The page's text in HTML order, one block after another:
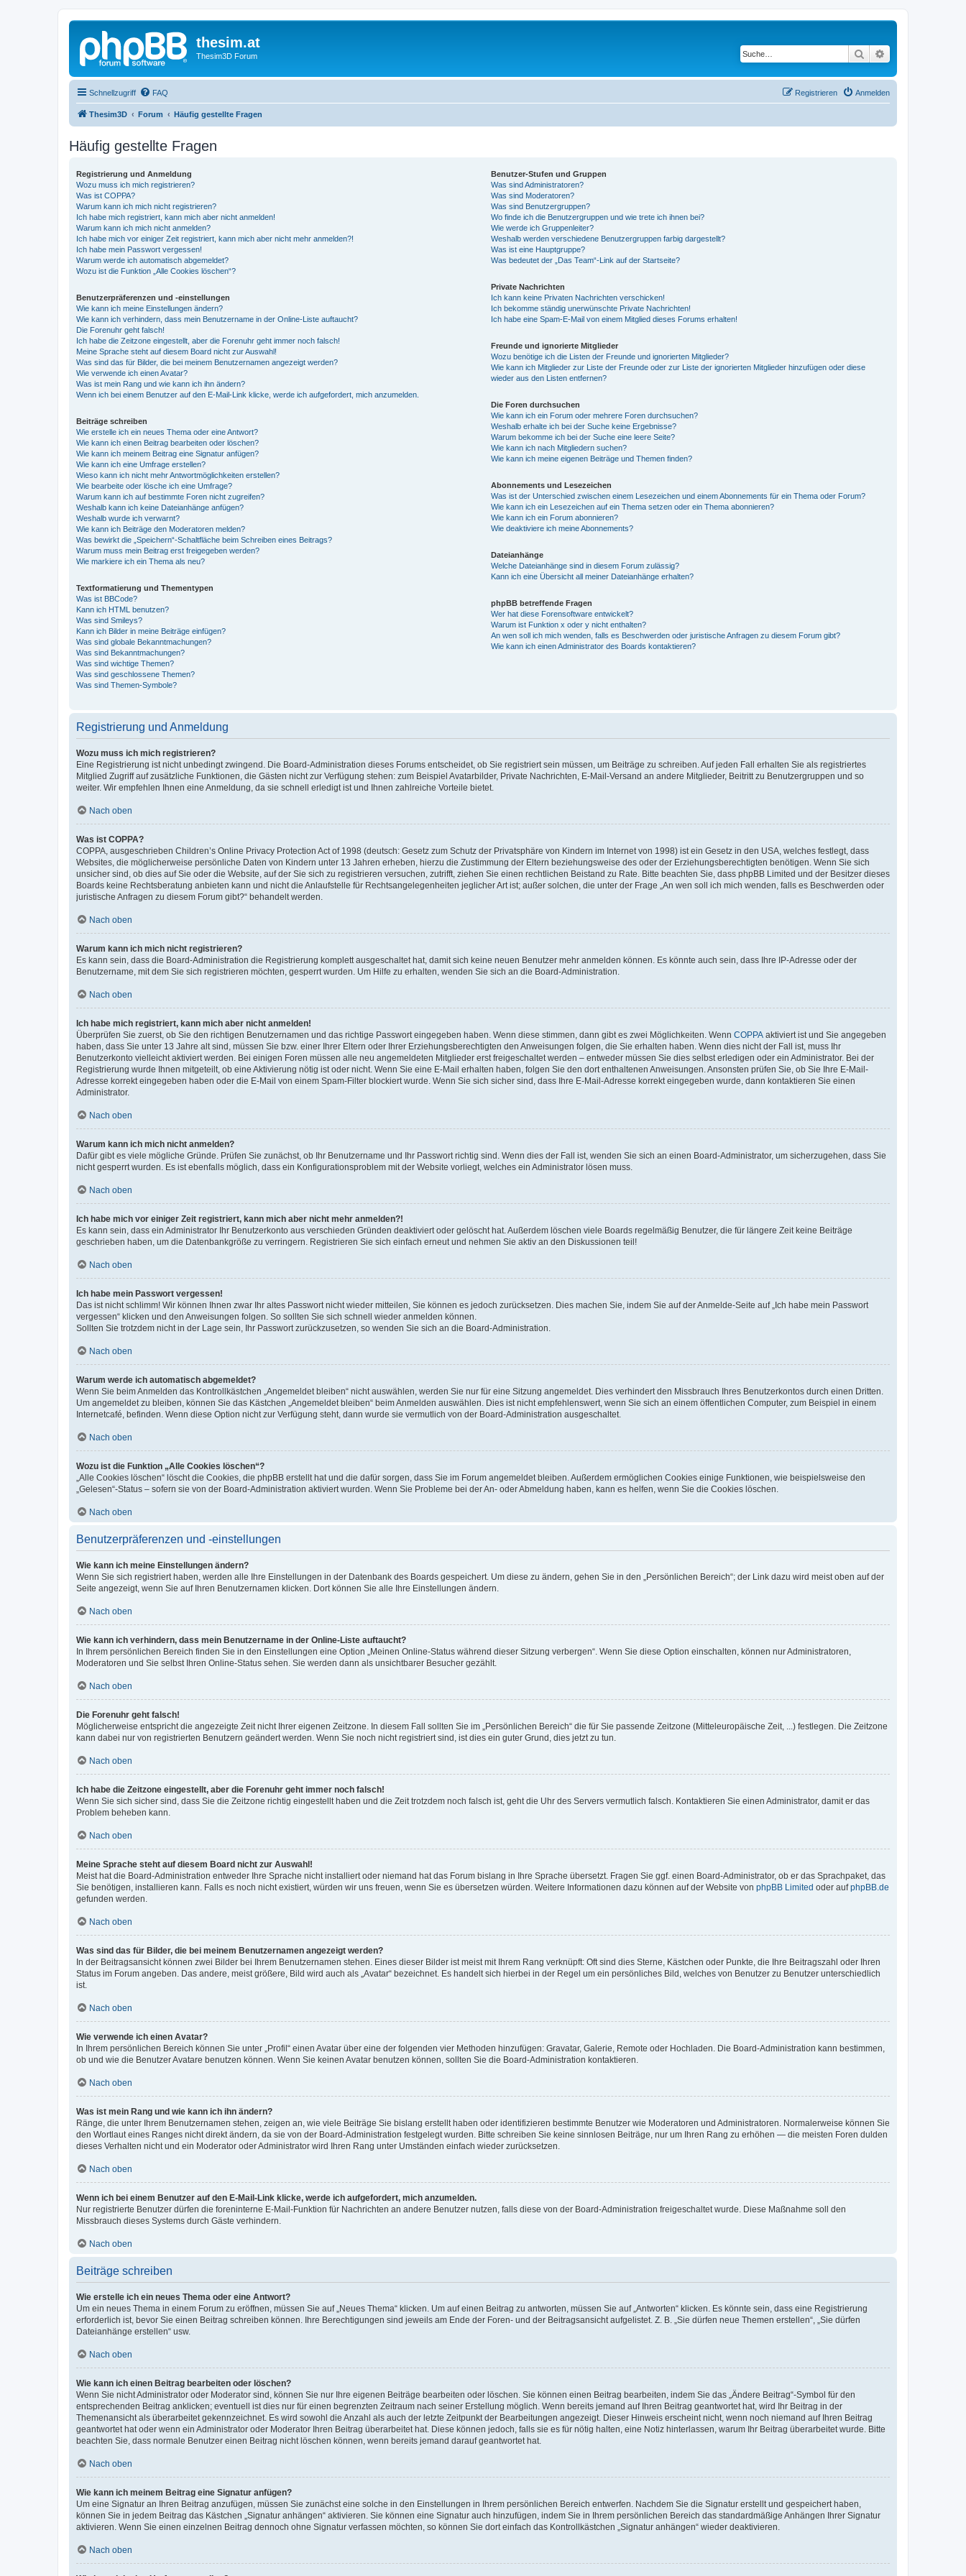
thesim.at
Thesim3D Forum Suche
Schnellzugriff FAQ Anmelden
Registrieren
Thesim3D Forum Häufig gestellte Fragen
Häufig gestellte Fragen
Registrierung und Anmeldung
Wozu muss ich mich registrieren?
Was ist COPPA?
Warum kann ich mich nicht registrieren?
Ich habe mich registriert, kann mich aber nicht anmelden!
Warum kann ich mich nicht anmelden?
Ich habe mich vor einiger Zeit registriert, kann mich aber nicht mehr anmelden?!
Ich habe mein Passwort vergessen!
Warum werde ich automatisch abgemeldet?
Wozu ist die Funktion „Alle Cookies löschen“?
Benutzerpräferenzen und -einstellungen
Wie kann ich meine Einstellungen ändern?
Wie kann ich verhindern, dass mein Benutzername in der Online-Liste auftaucht?
Die Forenuhr geht falsch!
Ich habe die Zeitzone eingestellt, aber die Forenuhr geht immer noch falsch!
Meine Sprache steht auf diesem Board nicht zur Auswahl!
Was sind das für Bilder, die bei meinem Benutzernamen angezeigt werden?
Wie verwende ich einen Avatar?
Was ist mein Rang und wie kann ich ihn ändern?
Wenn ich bei einem Benutzer auf den E-Mail-Link klicke, werde ich aufgefordert, mich anzumelden.
Beiträge schreiben
Wie erstelle ich ein neues Thema oder eine Antwort?
Wie kann ich einen Beitrag bearbeiten oder löschen?
Wie kann ich meinem Beitrag eine Signatur anfügen?
Wie kann ich eine Umfrage erstellen?
Wieso kann ich nicht mehr Antwortmöglichkeiten erstellen?
Wie bearbeite oder lösche ich eine Umfrage?
Warum kann ich auf bestimmte Foren nicht zugreifen?
Weshalb kann ich keine Dateianhänge anfügen?
Weshalb wurde ich verwarnt?
Wie kann ich Beiträge den Moderatoren melden?
Was bewirkt die „Speichern“-Schaltfläche beim Schreiben eines Beitrags?
Warum muss mein Beitrag erst freigegeben werden?
Wie markiere ich ein Thema als neu?
Textformatierung und Thementypen
Was ist BBCode?
Kann ich HTML benutzen?
Was sind Smileys?
Kann ich Bilder in meine Beiträge einfügen?
Was sind globale Bekanntmachungen?
Was sind Bekanntmachungen?
Was sind wichtige Themen?
Was sind geschlossene Themen?
Was sind Themen-Symbole?
Benutzer-Stufen und Gruppen
Was sind Administratoren?
Was sind Moderatoren?
Was sind Benutzergruppen?
Wo finde ich die Benutzergruppen und wie trete ich ihnen bei?
Wie werde ich Gruppenleiter?
Weshalb werden verschiedene Benutzergruppen farbig dargestellt?
Was ist eine Hauptgruppe?
Was bedeutet der „Das Team“-Link auf der Startseite?
Private Nachrichten
Ich kann keine Privaten Nachrichten verschicken!
Ich bekomme ständig unerwünschte Private Nachrichten!
Ich habe eine Spam-E-Mail von einem Mitglied dieses Forums erhalten!
Freunde und ignorierte Mitglieder
Wozu benötige ich die Listen der Freunde und ignorierten Mitglieder?
Wie kann ich Mitglieder zur Liste der Freunde oder zur Liste der ignorierten Mitglieder hinzufügen oder diese
wieder aus den Listen entfernen?
Die Foren durchsuchen
Wie kann ich ein Forum oder mehrere Foren durchsuchen?
Weshalb erhalte ich bei der Suche keine Ergebnisse?
Warum bekomme ich bei der Suche eine leere Seite?
Wie kann ich nach Mitgliedern suchen?
Wie kann ich meine eigenen Beiträge und Themen finden?
Abonnements und Lesezeichen
Was ist der Unterschied zwischen einem Lesezeichen und einem Abonnements für ein Thema oder Forum?
Wie kann ich ein Lesezeichen auf ein Thema setzen oder ein Thema abonnieren?
Wie kann ich ein Forum abonnieren?
Wie deaktiviere ich meine Abonnements?
Dateianhänge
Welche Dateianhänge sind in diesem Forum zulässig?
Kann ich eine Übersicht all meiner Dateianhänge erhalten?
phpBB betreffende Fragen
Wer hat diese Forensoftware entwickelt?
Warum ist Funktion x oder y nicht enthalten?
An wen soll ich mich wenden, falls es Beschwerden oder juristische Anfragen zu diesem Forum gibt?
Wie kann ich einen Administrator des Boards kontaktieren?
Registrierung und Anmeldung
Wozu muss ich mich registrieren?
Eine Registrierung ist nicht unbedingt zwingend. Die Board-Administration dieses Forums entscheidet, ob Sie registriert sein müssen, um Beiträge zu schreiben. Auf jeden Fall erhalten Sie als registriertes
Mitglied Zugriff auf zusätzliche Funktionen, die Gästen nicht zur Verfügung stehen: zum Beispiel Avatarbilder, Private Nachrichten, E-Mail-Versand an andere Mitglieder, Beitritt zu Benutzergruppen und so
weiter. Wir empfehlen Ihnen eine Anmeldung, da sie schnell erledigt ist und Ihnen zahlreiche Vorteile bietet.
Nach oben
Was ist COPPA?
COPPA, ausgeschrieben Children’s Online Privacy Protection Act of 1998 (deutsch: Gesetz zum Schutz der Privatsphäre von Kindern im Internet von 1998) ist ein Gesetz in den USA, welches festlegt, dass
Websites, die möglicherweise persönliche Daten von Kindern unter 13 Jahren erheben, hierzu die Zustimmung der Eltern beziehungsweise des oder der Erziehungsberechtigten benötigen. Wenn Sie sich
unsicher sind, ob dies auf Sie oder die Website, auf der Sie sich zu registrieren versuchen, zutrifft, ziehen Sie einen rechtlichen Beistand zu Rate. Bitte beachten Sie, dass phpBB Limited und der Besitzer dieses
Boards keine Rechtsberatung anbieten kann und nicht die Anlaufstelle für Rechtsangelegenheiten jeglicher Art ist; außer solchen, die unter der Frage „An wen soll ich mich wenden, falls es Beschwerden oder
juristische Anfragen zu diesem Forum gibt?“ behandelt werden.
Nach oben
Warum kann ich mich nicht registrieren?
Es kann sein, dass die Board-Administration die Registrierung komplett ausgeschaltet hat, damit sich keine neuen Benutzer mehr anmelden können. Es könnte auch sein, dass Ihre IP-Adresse oder der
Benutzername, mit dem Sie sich registrieren möchten, gesperrt wurden. Um Hilfe zu erhalten, wenden Sie sich an die Board-Administration.
Nach oben
Ich habe mich registriert, kann mich aber nicht anmelden!
Überprüfen Sie zuerst, ob Sie den richtigen Benutzernamen und das richtige Passwort eingegeben haben. Wenn diese stimmen, dann gibt es zwei Möglichkeiten. Wenn COPPA aktiviert ist und Sie angegeben
haben, dass Sie unter 13 Jahre alt sind, müssen Sie bzw. einer Ihrer Eltern oder Ihrer Erziehungsberechtigten den Anweisungen folgen, die Sie erhalten haben. Wenn dies nicht der Fall ist, muss Ihr
Benutzerkonto vielleicht aktiviert werden. Bei einigen Foren müssen alle neu angemeldeten Mitglieder erst freigeschaltet werden – entweder müssen Sie dies selbst erledigen oder ein Administrator. Bei der
Registrierung wurde Ihnen mitgeteilt, ob eine Aktivierung nötig ist oder nicht. Wenn Sie eine E-Mail erhalten haben, folgen Sie den dort enthaltenen Anweisungen. Ansonsten prüfen Sie, ob Sie Ihre E-Mail-
Adresse korrekt eingegeben haben oder die E-Mail von einem Spam-Filter blockiert wurde. Wenn Sie sich sicher sind, dass Ihre E-Mail-Adresse korrekt eingegeben wurde, dann kontaktieren Sie einen
Administrator.
Nach oben
Warum kann ich mich nicht anmelden?
Dafür gibt es viele mögliche Gründe. Prüfen Sie zunächst, ob Ihr Benutzername und Ihr Passwort richtig sind. Wenn dies der Fall ist, wenden Sie sich an einen Board-Administrator, um sicherzugehen, dass Sie
nicht gesperrt wurden. Es ist ebenfalls möglich, dass ein Konfigurationsproblem mit der Website vorliegt, welches ein Administrator lösen muss.
Nach oben
Ich habe mich vor einiger Zeit registriert, kann mich aber nicht mehr anmelden?!
Es kann sein, dass ein Administrator Ihr Benutzerkonto aus verschieden Gründen deaktiviert oder gelöscht hat. Außerdem löschen viele Boards regelmäßig Benutzer, die für längere Zeit keine Beiträge
geschrieben haben, um die Datenbankgröße zu verringern. Registrieren Sie sich einfach erneut und nehmen Sie aktiv an den Diskussionen teil!
Nach oben
Ich habe mein Passwort vergessen!
Das ist nicht schlimm! Wir können Ihnen zwar Ihr altes Passwort nicht wieder mitteilen, Sie können es jedoch zurücksetzen. Dies machen Sie, indem Sie auf der Anmelde-Seite auf „Ich habe mein Passwort
vergessen“ klicken und den Anweisungen folgen. So sollten Sie sich schnell wieder anmelden können.
Sollten Sie trotzdem nicht in der Lage sein, Ihr Passwort zurückzusetzen, so wenden Sie sich an die Board-Administration.
Nach oben
Warum werde ich automatisch abgemeldet?
Wenn Sie beim Anmelden das Kontrollkästchen „Angemeldet bleiben“ nicht auswählen, werden Sie nur für eine Sitzung angemeldet. Dies verhindert den Missbrauch Ihres Benutzerkontos durch einen Dritten.
Um angemeldet zu bleiben, können Sie das Kästchen „Angemeldet bleiben“ beim Anmelden auswählen. Dies ist nicht empfehlenswert, wenn Sie sich an einem öffentlichen Computer, zum Beispiel in einem
Internetcafé, befinden. Wenn diese Option nicht zur Verfügung steht, dann wurde sie vermutlich von der Board-Administration ausgeschaltet.
Nach oben
Wozu ist die Funktion „Alle Cookies löschen“?
„Alle Cookies löschen“ löscht die Cookies, die phpBB erstellt hat und die dafür sorgen, dass Sie im Forum angemeldet bleiben. Außerdem ermöglichen Cookies einige Funktionen, wie beispielsweise den
„Gelesen“-Status – sofern sie von der Board-Administration aktiviert wurden. Wenn Sie Probleme bei der An- oder Abmeldung haben, kann es helfen, wenn Sie die Cookies löschen.
Nach oben
Benutzerpräferenzen und -einstellungen
Wie kann ich meine Einstellungen ändern?
Wenn Sie sich registriert haben, werden alle Ihre Einstellungen in der Datenbank des Boards gespeichert. Um diese zu ändern, gehen Sie in den „Persönlichen Bereich“; der Link dazu wird meist oben auf der
Seite angezeigt, wenn Sie auf Ihren Benutzernamen klicken. Dort können Sie alle Ihre Einstellungen ändern.
Nach oben
Wie kann ich verhindern, dass mein Benutzername in der Online-Liste auftaucht?
In Ihrem persönlichen Bereich finden Sie in den Einstellungen eine Option „Meinen Online-Status während dieser Sitzung verbergen“. Wenn Sie diese Option einschalten, können nur Administratoren,
Moderatoren und Sie selbst Ihren Online-Status sehen. Sie werden dann als unsichtbarer Besucher gezählt.
Nach oben
Die Forenuhr geht falsch!
Möglicherweise entspricht die angezeigte Zeit nicht Ihrer eigenen Zeitzone. In diesem Fall sollten Sie im „Persönlichen Bereich“ die für Sie passende Zeitzone (Mitteleuropäische Zeit, ...) festlegen. Die Zeitzone
kann dabei nur von registrierten Benutzern geändert werden. Wenn Sie noch nicht registriert sind, ist dies ein guter Grund, dies jetzt zu tun.
Nach oben
Ich habe die Zeitzone eingestellt, aber die Forenuhr geht immer noch falsch!
Wenn Sie sich sicher sind, dass Sie die Zeitzone richtig eingestellt haben und die Zeit trotzdem noch falsch ist, geht die Uhr des Servers vermutlich falsch. Kontaktieren Sie einen Administrator, damit er das
Problem beheben kann.
Nach oben
Meine Sprache steht auf diesem Board nicht zur Auswahl!
Meist hat die Board-Administration entweder Ihre Sprache nicht installiert oder niemand hat das Forum bislang in Ihre Sprache übersetzt. Fragen Sie ggf. einen Board-Administrator, ob er das Sprachpaket, das
Sie benötigen, installieren kann. Falls es noch nicht existiert, würden wir uns freuen, wenn Sie es übersetzen würden. Weitere Informationen dazu können auf der Website von phpBB Limited oder aufphpBB.de
gefunden werden.
Nach oben
Was sind das für Bilder, die bei meinem Benutzernamen angezeigt werden?
In der Beitragsansicht können zwei Bilder bei Ihrem Benutzernamen stehen. Eines dieser Bilder ist meist mit Ihrem Rang verknüpft: Oft sind dies Sterne, Kästchen oder Punkte, die Ihre Beitragszahl oder Ihren
Status im Forum angeben. Das andere, meist größere, Bild wird auch als „Avatar“ bezeichnet. Es handelt sich hierbei in der Regel um ein persönliches Bild, welches von Benutzer zu Benutzer unterschiedlich
ist.
Nach oben
Wie verwende ich einen Avatar?
In Ihrem persönlichen Bereich können Sie unter „Profil“ einen Avatar über eine der folgenden vier Methoden hinzufügen: Gravatar, Galerie, Remote oder Hochladen. Die Board-Administration kann bestimmen,
ob und wie die Benutzer Avatare benutzen können. Wenn Sie keinen Avatar benutzen können, sollten Sie die Board-Administration kontaktieren.
Nach oben
Was ist mein Rang und wie kann ich ihn ändern?
Ränge, die unter Ihrem Benutzernamen stehen, zeigen an, wie viele Beiträge Sie bislang erstellt haben oder identifizieren bestimmte Benutzer wie Moderatoren und Administratoren. Normalerweise können Sie
den Wortlaut eines Ranges nicht direkt ändern, da sie von der Board-Administration festgelegt wurden. Bitte schreiben Sie keine sinnlosen Beiträge, nur um Ihren Rang zu erhöhen — die meisten Foren dulden
dieses Verhalten nicht und ein Moderator oder Administrator wird Ihren Rang unter Umständen einfach wieder zurücksetzen.
Nach oben
Wenn ich bei einem Benutzer auf den E-Mail-Link klicke, werde ich aufgefordert, mich anzumelden.
Nur registrierte Benutzer dürfen die foreninterne E-Mail-Funktion für Nachrichten an andere Benutzer nutzen, falls diese von der Board-Administration freigeschaltet wurde. Diese Maßnahme soll den
Missbrauch dieses Systems durch Gäste verhindern.
Nach oben
Beiträge schreiben
Wie erstelle ich ein neues Thema oder eine Antwort?
Um ein neues Thema in einem Forum zu eröffnen, müssen Sie auf „Neues Thema“ klicken. Um auf einen Beitrag zu antworten, müssen Sie auf „Antworten“ klicken. Es könnte sein, dass eine Registrierung
erforderlich ist, bevor Sie einen Beitrag schreiben können. Ihre Berechtigungen sind jeweils am Ende der Foren- und der Beitragsansicht aufgelistet. Z. B. „Sie dürfen neue Themen erstellen“, „Sie dürfen
Dateianhänge erstellen“ usw.
Nach oben
Wie kann ich einen Beitrag bearbeiten oder löschen?
Wenn Sie nicht Administrator oder Moderator sind, können Sie nur Ihre eigenen Beiträge bearbeiten oder löschen. Sie können einen Beitrag bearbeiten, indem Sie das „Ändere Beitrag“-Symbol für den
entsprechenden Beitrag anklicken; eventuell ist dies nur für einen begrenzten Zeitraum nach seiner Erstellung möglich. Wenn bereits jemand auf Ihren Beitrag geantwortet hat, wird Ihr Beitrag in der
Themenansicht als überarbeitet gekennzeichnet. Es wird sowohl die Anzahl als auch der letzte Zeitpunkt der Bearbeitungen angezeigt. Dieser Hinweis erscheint nicht, wenn noch niemand auf Ihren Beitrag
geantwortet hat oder wenn ein Administrator oder Moderator Ihren Beitrag überarbeitet hat. Diese können jedoch, falls sie es für nötig halten, eine Notiz hinterlassen, warum Ihr Beitrag überarbeitet wurde. Bitte
beachten Sie, dass normale Benutzer einen Beitrag nicht löschen können, wenn bereits jemand darauf geantwortet hat.
Nach oben
Wie kann ich meinem Beitrag eine Signatur anfügen?
Um eine Signatur an Ihren Beitrag anzufügen, müssen Sie zunächst eine solche in den Einstellungen in Ihrem persönlichen Bereich entwerfen. Nachdem Sie die Signatur erstellt und gespeichert haben,
können Sie in jedem Beitrag das Kästchen „Signatur anhängen“ aktivieren. Sie können eine Signatur auch hinzufügen, indem Sie in Ihrem persönlichen Bereich das standardmäßige Anhängen Ihrer Signatur
aktivieren. Wenn Sie einen einzelnen Beitrag dennoch ohne Signatur verfassen möchten, so können Sie dort einfach das Kontrollkästchen „Signatur anhängen“ wieder deaktivieren.
Nach oben